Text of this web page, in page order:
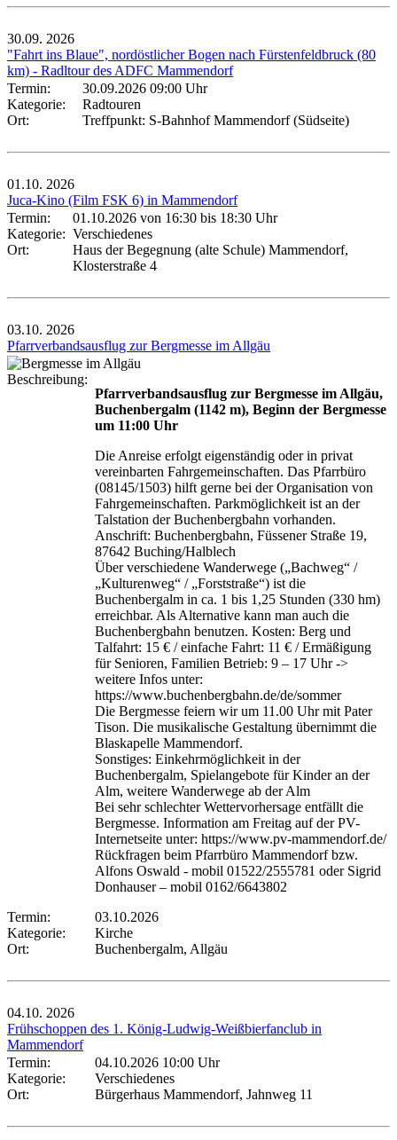
30.09. 2026
"Fahrt ins Blaue", nordöstlicher Bogen nach Fürstenfeldbruck (80
km) - Radltour des ADFC Mammendorf
Termin:
30.09.2026 09:00 Uhr
Kategorie:
Radtouren
Ort:
Treffpunkt: S-Bahnhof Mammendorf (Südseite)
01.10. 2026
Juca-Kino (Film FSK 6) in Mammendorf
Termin:
01.10.2026 von 16:30 bis 18:30 Uhr
Kategorie: Verschiedenes
Ort:
Haus der Begegnung (alte Schule) Mammendorf,
Klosterstraße 4
03.10. 2026
Pfarrverbandsausflug zur Bergmesse im Allgäu
Beschreibung:
Pfarrverbandsausflug zur Bergmesse im Allgäu,
Buchenbergalm (1142 m), Beginn der Bergmesse
um 11:00 Uhr
Die Anreise erfolgt eigenständig oder in privat
vereinbarten Fahrgemeinschaften. Das Pfarrbüro
(08145/1503) hilft gerne bei der Organisation von
Fahrgemeinschaften. Parkmöglichkeit ist an der
Talstation der Buchenbergbahn vorhanden.
Anschrift: Buchenbergbahn, Füssener Straße 19,
87642 Buching/Halblech
Über verschiedene Wanderwege („Bachweg“ /
„Kulturenweg“ / „Forststraße“) ist die
Buchenbergalm in ca. 1 bis 1,25 Stunden (330 hm)
erreichbar. Als Alternative kann man auch die
Buchenbergbahn benutzen. Kosten: Berg und
Talfahrt: 15 € / einfache Fahrt: 11 € / Ermäßigung
für Senioren, Familien Betrieb: 9 – 17 Uhr ->
weitere Infos unter:
https://www.buchenbergbahn.de/de/sommer
Die Bergmesse feiern wir um 11.00 Uhr mit Pater
Tison. Die musikalische Gestaltung übernimmt die
Blaskapelle Mammendorf.
Sonstiges: Einkehrmöglichkeit in der
Buchenbergalm, Spielangebote für Kinder an der
Alm, weitere Wanderwege ab der Alm
Bei sehr schlechter Wettervorhersage entfällt die
Bergmesse. Information am Freitag auf der PV-
Internetseite unter: https://www.pv-mammendorf.de/
Rückfragen beim Pfarrbüro Mammendorf bzw.
Alfons Oswald - mobil 01522/2555781 oder Sigrid
Donhauser – mobil 0162/6643802
Termin:
03.10.2026
Kategorie:
Kirche
Ort:
Buchenbergalm, Allgäu
04.10. 2026
Frühschoppen des 1. König-Ludwig-Weißbierfanclub in
Mammendorf
Termin:
04.10.2026 10:00 Uhr
Kategorie:
Verschiedenes
Ort:
Bürgerhaus Mammendorf, Jahnweg 11